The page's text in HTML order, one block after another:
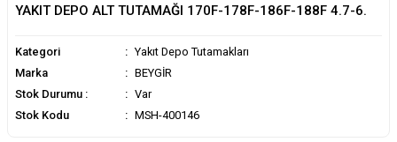
YAKIT DEPO ALT TUTAMAĞI 170F-178F-186F-188F 4.7-6.
Kategori
Yakıt Depo Tutamakları
Marka
BEYGİR
Stok Durumu :
Var
Stok Kodu
MSH-400146